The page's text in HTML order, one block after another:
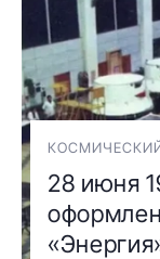
28 июня